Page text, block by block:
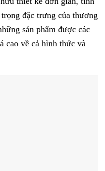
đặc trưng của thương
sản phẩm được các
cao về cả hình thức và